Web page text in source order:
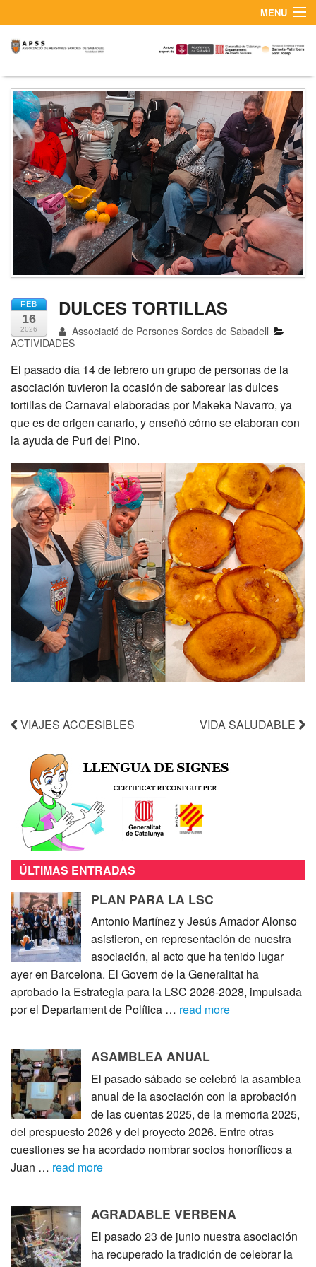
MENU
¿QUIÉNES SOMOS?
CONTACTO Y SERVICIO DE INTÉRPRETES LSC
FEB
16
2026
DULCES TORTILLAS
Associació de Persones Sordes de Sabadell
ACTIVIDADES
El pasado día 14 de febrero un grupo de personas de la
asociación tuvieron la ocasión de saborear las dulces
tortillas de Carnaval elaboradas por Makeka Navarro, ya
que es de origen canario, y enseñó cómo se elaboran con
la ayuda de Puri del Pino.
VIAJES ACCESIBLES VIDA SALUDABLE
ÚLTIMAS ENTRADAS
PLAN PARA LA LSC
Antonio Martínez y Jesús Amador Alonso
asistieron, en representación de nuestra
asociación, al acto que ha tenido lugar
ayer en Barcelona. El Govern de la Generalitat ha
aprobado la Estrategia para la LSC 2026-2028, impulsada
por el Departament de Política … read more
ASAMBLEA ANUAL
El pasado sábado se celebró la asamblea
anual de la asociación con la aprobación
de las cuentas 2025, de la memoria 2025,
del prespuesto 2026 y del proyecto 2026. Entre otras
cuestiones se ha acordado nombrar socios honoríficos a
Juan … read more
AGRADABLE VERBENA
El pasado 23 de junio nuestra asociación
ha recuperado la tradición de celebrar la